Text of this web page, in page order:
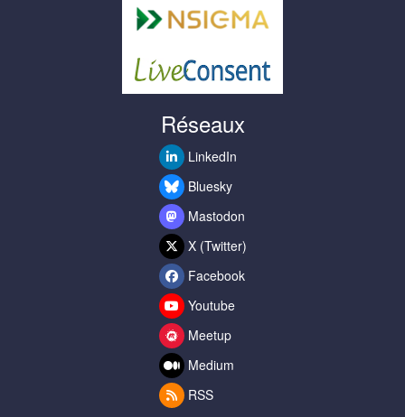
Réseaux
LinkedIn
Bluesky
Mastodon
X (Twitter)
Facebook
Youtube
Meetup
Medium
RSS